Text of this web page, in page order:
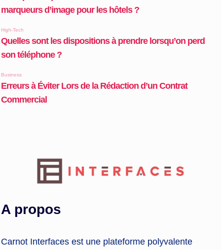
A propos
Carnot Interfaces est une plateforme polyvalente